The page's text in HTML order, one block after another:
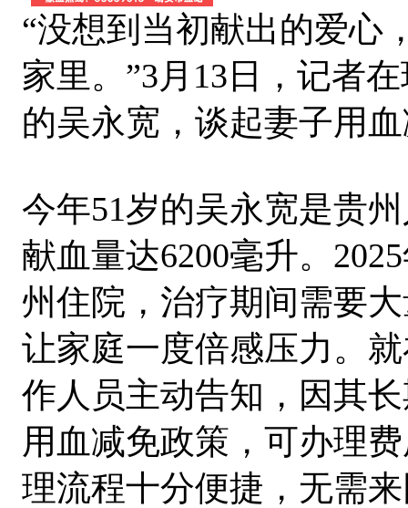
“没想到当初献出的爱心
家里。”3月13日，记者
的吴永宽，谈起妻子用
今年51岁的吴永宽是贵
献血量达6200毫升。
州住院，治疗期间需要
让家庭一度倍感压力。
作人员主动告知，因其
用血减免政策，可办理
理流程十分便捷，无需